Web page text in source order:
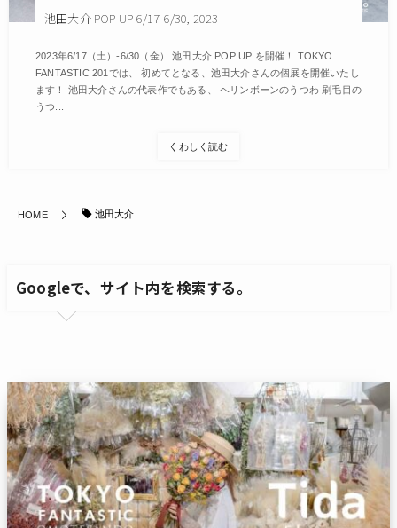
池田大介 POP UP 6/17-6/30, 2023
2023年6/17（土）-6/30（金） 池田大介 POP UP を開催！ TOKYO
FANTASTIC 201では、 初めてとなる、池田大介さんの個展を開催いたし
ます！ 池田大介さんの代表作でもある、 ヘリンボーンのうつわ 刷毛目の
うつ...
くわしく読む
HOME 池田大介
Googleで、サイト内を検索する。